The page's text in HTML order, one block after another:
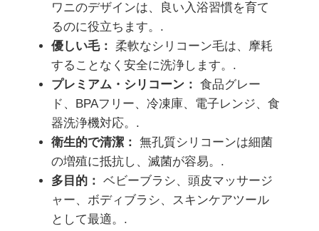
ワニのデザインは、良い入浴習慣を育て
るのに役立ちます。.
優しい毛： 柔軟なシリコーン毛は、摩耗
することなく安全に洗浄します。.
プレミアム・シリコーン： 食品グレー
ド、BPAフリー、冷凍庫、電子レンジ、食
器洗浄機対応。.
衛生的で清潔： 無孔質シリコーンは細菌
の増殖に抵抗し、滅菌が容易。.
多目的： ベビーブラシ、頭皮マッサージ
ャー、ボディブラシ、スキンケアツール
として最適。.